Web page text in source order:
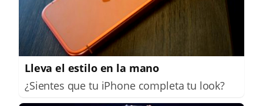
Lleva el estilo en la mano
¿Sientes que tu iPhone completa tu look?